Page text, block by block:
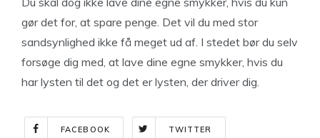
gør det for, at spare penge. Det vil du med stor
sandsynlighed ikke få meget ud af. I stedet bør du selv
forsøge dig med, at lave dine egne smykker, hvis du
har lysten til det og det er lysten, der driver dig.
FACEBOOK TWITTER